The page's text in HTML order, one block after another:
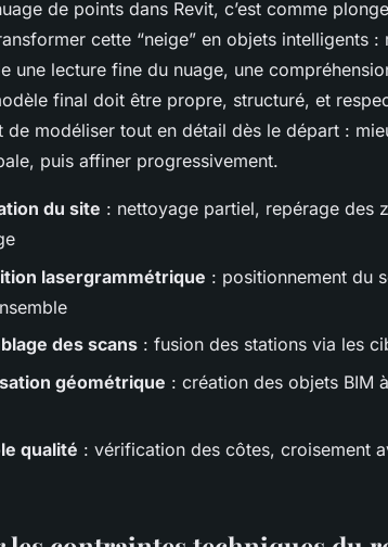
de points dans Revit, c’est comme
cette “neige” en objets intelligents
une lecture fine du nuage, une
final doit être propre, structuré, et
de modéliser tout en détail dès le départ :
puis affiner progressivement.
du site : nettoyage partiel, repérage des
lasergrammétrique : positionnement du
des scans : fusion des stations via les
géométrique : création des objets BIM
qualité : vérification des côtes, croisement